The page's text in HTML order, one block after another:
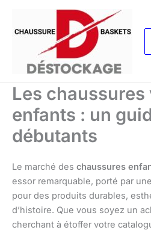
contenu
Les
enfants : un
débutants
Le marché des chaussures
essor remarquable, porté par
pour des produits durables,
d’histoire. Que vous soyez un
cherchant à étoffer votre